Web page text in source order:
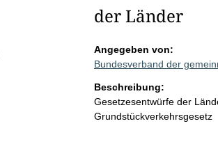
der Länder
Angegeben von:
Bundesverband der
Beschreibung:
Gesetzesentwürfe der
Grundstückverkehrsgesetz